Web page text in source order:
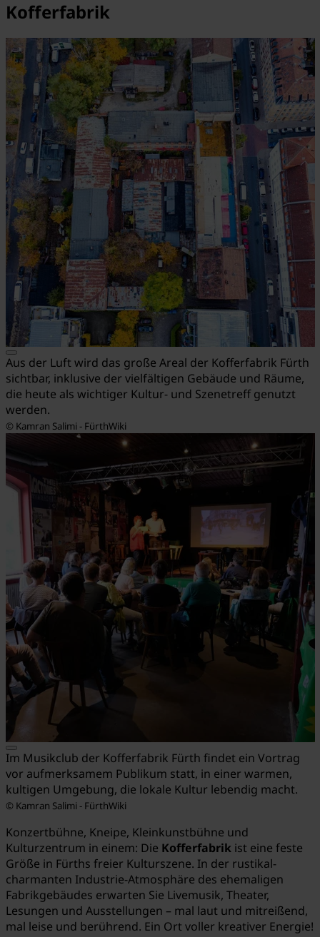
Kofferfabrik
Aus der Luft wird das große Areal der Kofferfabrik Fürth
sichtbar, inklusive der vielfältigen Gebäude und Räume,
die heute als wichtiger Kultur- und Szenetreff genutzt
werden.
© Kamran Salimi - FürthWiki
Im Musikclub der Kofferfabrik Fürth findet ein Vortrag
vor aufmerksamem Publikum statt, in einer warmen,
kultigen Umgebung, die lokale Kultur lebendig macht.
© Kamran Salimi - FürthWiki
Konzertbühne, Kneipe, Kleinkunstbühne und
Kulturzentrum in einem: Die Kofferfabrik ist eine feste
Größe in Fürths freier Kulturszene. In der rustikal-
charmanten Industrie-Atmosphäre des ehemaligen
Fabrikgebäudes erwarten Sie Livemusik, Theater,
Lesungen und Ausstellungen – mal laut und mitreißend,
mal leise und berührend. Ein Ort voller kreativer Energie!